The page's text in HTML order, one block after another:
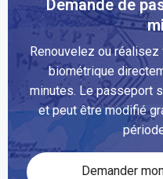
Demande de
Renouvelez ou
biométrique
minutes. Le passeport
et peut être modifié
Demander